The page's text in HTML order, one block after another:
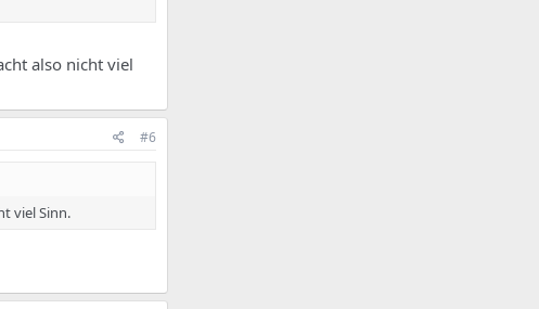
also nicht viel
#6
viel Sinn.